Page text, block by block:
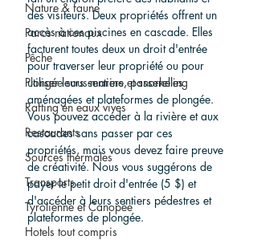
Nature & faune
Parcs nationaux
Pêche
Plongée sous-marine et snorkeling
Rafting en eaux vives
Restaurants
Sources thermales
Transports
Tyrolienne et Canopée
Hotels tout compris
des visiteurs. Deux propriétés offrent un
accès à ces piscines en cascade. Elles
facturent toutes deux un droit d'entrée
pour traverser leur propriété ou pour
utiliser leurs sentiers, passerelles
aménagées et plateformes de plongée.
Vous pouvez accéder à la rivière et aux
cascades sans passer par ces
propriétés, mais vous devez faire preuve
de créativité. Nous vous suggérons de
payer le petit droit d'entrée (5 $) et
d'accéder à leurs sentiers pédestres et
plateformes de plongée.